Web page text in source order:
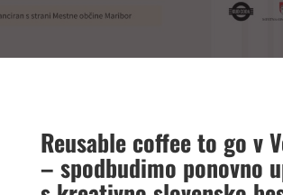
Reusable coffee to go v
– spodbudimo ponovno